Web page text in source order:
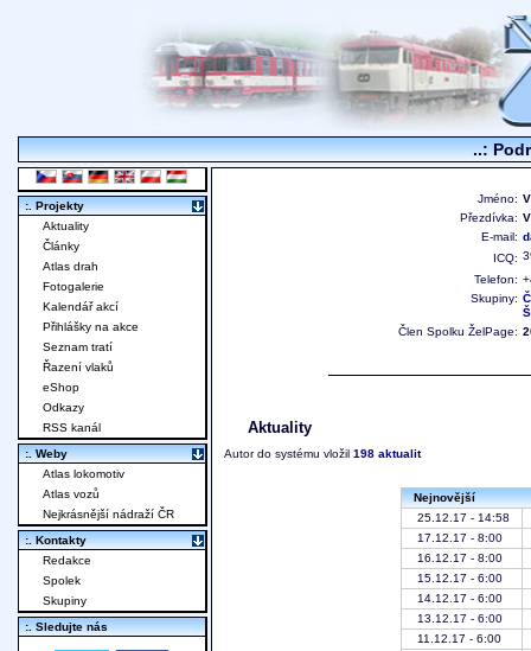
..:
Jméno:
Přezdívka:
E-mail:
ICQ:
Telefon:
Skupiny:
Člen Spolku ŽelPage:
Aktuality
Autor do systému vložil 198 aktualit
Nejnovější
25.12.17 - 14:58
17.12.17 - 8:00
16.12.17 - 8:00
15.12.17 - 6:00
14.12.17 - 6:00
13.12.17 - 6:00
11.12.17 - 6:00
:. Projekty
Aktuality
Články
Atlas drah
Fotogalerie
Kalendář akcí
Přihlášky na akce
Seznam tratí
Řazení vlaků
eShop
Odkazy
RSS kanál
:. Weby
Atlas lokomotiv
Atlas vozů
Nejkrásnější nádraží ČR
:. Kontakty
Redakce
Spolek
Skupiny
:. Sledujte nás